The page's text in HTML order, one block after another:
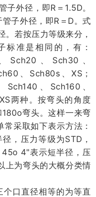
子外径，即R＝1.5D。
子外径，即R＝D。式
。若按压力等级来分，
标准是相同的，有：
Sch20、Sch30、
、Sch80s、XS；
、Sch160、
两种。按弯头的角度
弯头。这样一来弯
采取如下表示方法：
，压力等级为STD，
4"表示短半径，压
上为弯头的大概分类情
口直径相等的为等直